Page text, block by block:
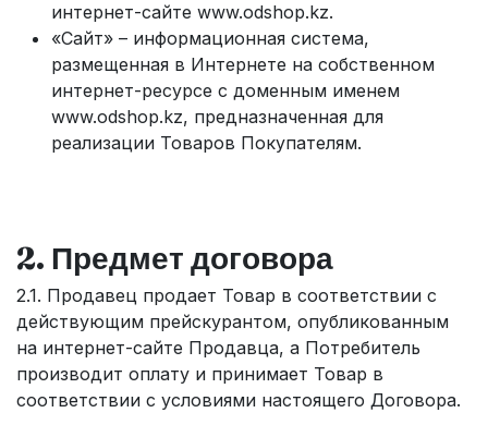
интернет-сайте www.odshop.kz.
«Сайт» – информационная система,
размещенная в Интернете на собственном
интернет-ресурсе с доменным именем
www.odshop.kz, предназначенная для
реализации Товаров Покупателям.
2. Предмет договора
2.1. Продавец продает Товар в соответствии с
действующим прейскурантом, опубликованным
на интернет-сайте Продавца, а Потребитель
производит оплату и принимает Товар в
соответствии с условиями настоящего Договора.